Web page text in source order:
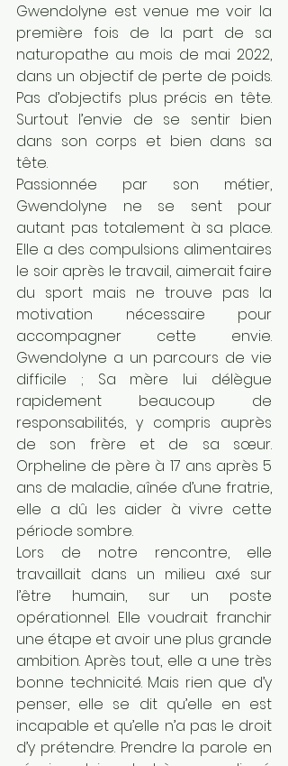
Gwendolyne est venue me voir la
première fois de la part de sa
naturopathe au mois de mai 2022,
dans un objectif de perte de poids.
Pas d’objectifs plus précis en tête.
Surtout l’envie de se sentir bien
dans son corps et bien dans sa
tête.
Passionnée par son métier,
Gwendolyne ne se sent pour
autant pas totalement à sa place.
Elle a des compulsions alimentaires
le soir après le travail, aimerait faire
du sport mais ne trouve pas la
motivation nécessaire pour
accompagner cette envie.
Gwendolyne a un parcours de vie
difficile ; Sa mère lui délègue
rapidement beaucoup de
responsabilités, y compris auprès
de son frère et de sa sœur.
Orpheline de père à 17 ans après 5
ans de maladie, aînée d’une fratrie,
elle a dû les aider à vivre cette
période sombre.
Lors de notre rencontre, elle
travaillait dans un milieu axé sur
l’être humain, sur un poste
opérationnel. Elle voudrait franchir
une étape et avoir une plus grande
ambition. Après tout, elle a une très
bonne technicité. Mais rien que d’y
penser, elle se dit qu’elle en est
incapable et qu’elle n’a pas le droit
d’y prétendre. Prendre la parole en